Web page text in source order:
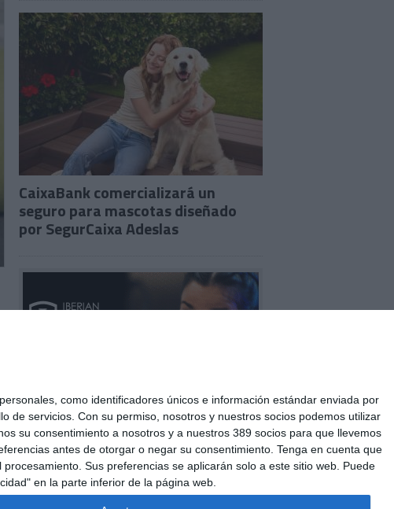
como identificadores únicos e información estándar enviada por
de servicios. Con su permiso, nosotros y nuestros socios podemos utilizar
su consentimiento a nosotros y a nuestros 389 socios para que llevemos
antes de otorgar o negar su consentimiento. Tenga en cuenta que
Sus preferencias se aplicarán solo a este sitio web. Puede
en la parte inferior de la página web.
CaixaBank comercializará un
seguro para mascotas diseñado
por SegurCaixa Adeslas